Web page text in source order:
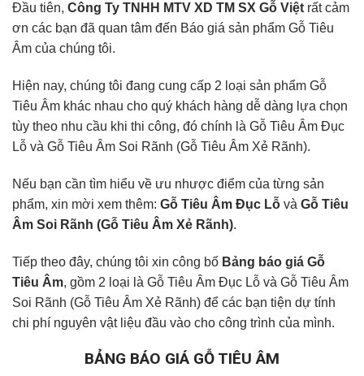
Đầu tiên, Công Ty TNHH MTV XD TM SX Gỗ Việt rất cảm
ơn các bạn đã quan tâm đến Báo giá sản phẩm Gỗ Tiêu
Âm của chúng tôi.
Hiện nay, chúng tôi đang cung cấp 2 loại sản phẩm Gỗ
Tiêu Âm khác nhau cho quý khách hàng dễ dàng lựa chọn
tùy theo nhu cầu khi thi công, đó chính là Gỗ Tiêu Âm Đục
Lỗ và Gỗ Tiêu Âm Soi Rãnh (Gỗ Tiêu Âm Xẻ Rãnh).
Nếu bạn cần tìm hiểu về ưu nhược điểm của từng sản
phẩm, xin mời xem thêm: Gỗ Tiêu Âm Đục Lỗ và Gỗ Tiêu
Âm Soi Rãnh (Gỗ Tiêu Âm Xẻ Rãnh).
Tiếp theo đây, chúng tôi xin công bố Bảng báo giá Gỗ
Tiêu Âm, gồm 2 loại là Gỗ Tiêu Âm Đục Lỗ và Gỗ Tiêu Âm
Soi Rãnh (Gỗ Tiêu Âm Xẻ Rãnh) để các bạn tiện dự tính
chi phí nguyên vật liệu đầu vào cho công trình của mình.
BẢNG BÁO GIÁ GỖ TIÊU ÂM